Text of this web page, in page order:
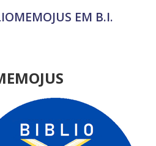
EM B.I.